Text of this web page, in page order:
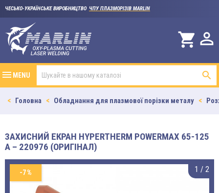
ЧЕСЬКО-УКРАЇНСЬКЕ ВИРОБНИЦТВО ЧПУ ПЛАЗМОРІЗІВ MARLIN

shopping_cart
MENU 
Головна Обладнання для плазмової порізки металу
ЗАХИСНИЙ ЕКРАН HYPERTHERM POWERMAX 65-125
A – 220976 (ОРИГІНАЛ)
-7% 1 / 2